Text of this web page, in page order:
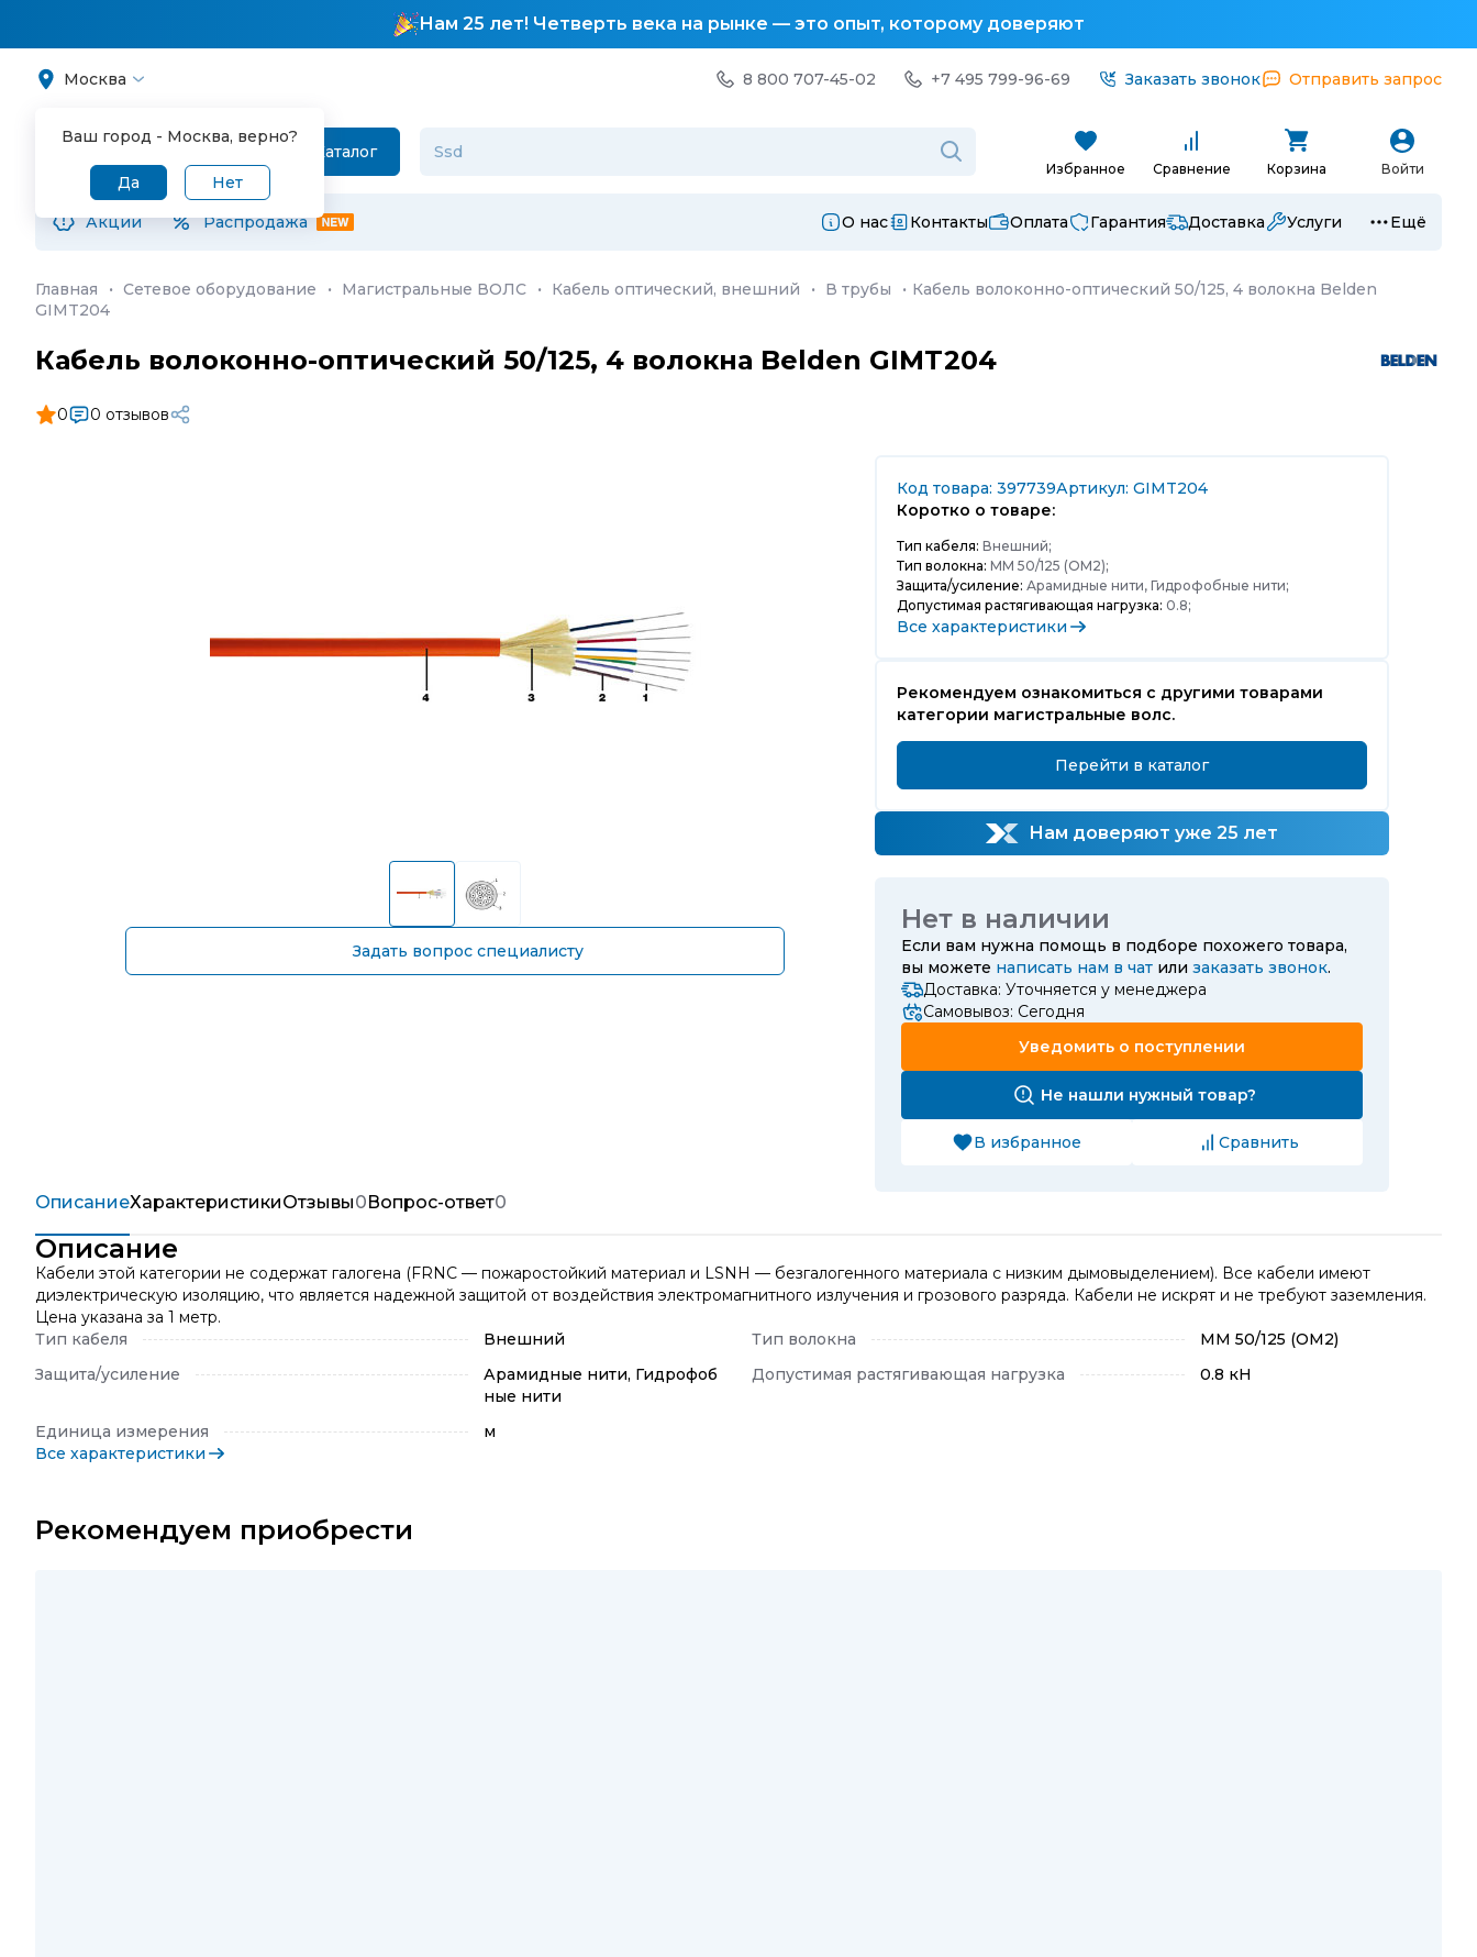
Нам 25 лет! Четверть века на рынке — это опыт, которому доверяют
Москва
Ваш город - Москва, верно?
Да Нет
8 800 707-45-02 +7 495 799-96-69 Заказать звонок Отправить запрос
Каталог
Избранное Сравнение Корзина Войти
Акции Распродажа О нас Контакты Оплата Гарантия Доставка Услуги Ещё
Главная · Сетевое оборудование · Магистральные ВОЛС · Кабель оптический, внешний · В трубы · Кабель волоконно-оптический 50/125, 4 волокна Belden
GIMT204
Кабель волоконно-оптический 50/125, 4 волокна Belden GIMT204
0 0 отзывов
Задать вопрос специалисту
Код товара: 397739Артикул: GIMT204
Коротко о товаре:
Тип кабеля: Внешний;
Тип волокна: MM 50/125 (OM2);
Защита/усиление: Арамидные нити, Гидрофобные нити;
Допустимая растягивающая нагрузка: 0.8;
Все характеристики
Рекомендуем ознакомиться с другими товарами
категории магистральные волс.
Перейти в каталог
Нам доверяют уже 25 лет
Нет в наличии
Если вам нужна помощь в подборе похожего товара,
вы можете написать нам в чат или заказать звонок.
Доставка: Уточняется у менеджера
Самовывоз: Сегодня
Уведомить о поступлении
Не нашли нужный товар?
В избранное Сравнить
ОписаниеХарактеристикиОтзывы0Вопрос-ответ0
Описание
Кабели этой категории не содержат галогена (FRNC — пожаростойкий материал и LSNH — безгалогенного материала с низким дымовыделением). Все кабели имеют
диэлектрическую изоляцию, что является надежной защитой от воздействия электромагнитного излучения и грозового разряда. Кабели не искрят и не требуют заземления.
Цена указана за 1 метр.
Тип кабеля
Внешний Тип волокна
MM 50/125 (OM2)
Защита/усиление
Арамидные нити, Гидрофоб
ные нити
Допустимая растягивающая нагрузка 0.8 кН
Единица измерения
м
Все характеристики
Рекомендуем приобрести